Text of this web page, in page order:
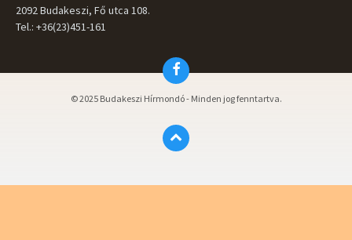
2092 Budakeszi, Fő utca 108.
Tel.: +36(23)451-161
Facebook
© 2025 Budakeszi Hírmondó - Minden jog fenntartva.